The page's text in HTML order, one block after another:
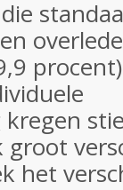
groot
het